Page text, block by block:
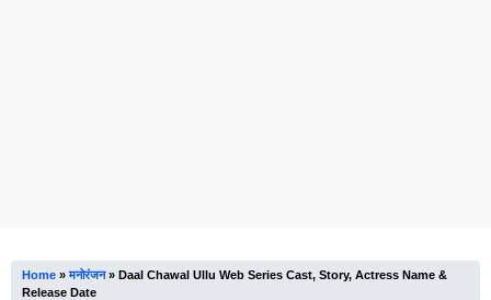
Home »मनोरंजन» Daal Chawal Ullu Web Series Cast, Story, Actress Name &
Release Date